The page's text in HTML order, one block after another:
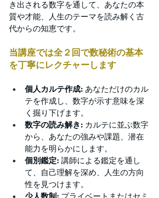
き出される数字を通して、あなたの本
質や才能、人生のテーマを読み解く古
代からの知恵です。
当講座では全２回で数秘術の基本
を丁寧にレクチャーします
個人カルテ作成: あなただけのカル
テを作成し、数字が示す意味を深
く掘り下げます。
数字の読み解き: カルテに並ぶ数字
から、あなたの強みや課題、潜在
能力を明らかにします。
個別鑑定: 講師による鑑定を通し
て、自己理解を深め、人生の方向
性を見つけます。
少人数制: プライベートまたはセミ